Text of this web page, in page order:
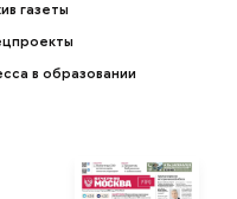
газеты
в образовании